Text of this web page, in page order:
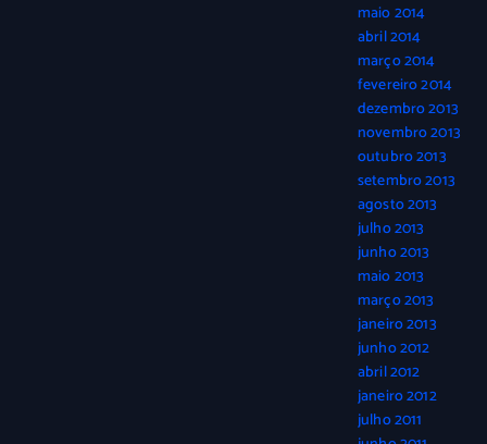
maio 2014
abril 2014
março 2014
fevereiro 2014
dezembro 2013
novembro 2013
outubro 2013
setembro 2013
agosto 2013
julho 2013
junho 2013
maio 2013
março 2013
janeiro 2013
junho 2012
abril 2012
janeiro 2012
julho 2011